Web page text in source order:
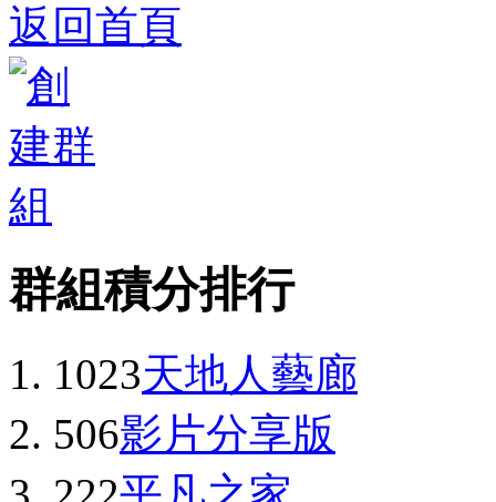
返回首頁
群組積分排行
1023天地人藝廊
506影片分享版